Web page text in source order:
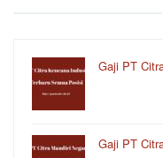
Gaji PT
Gaji PT